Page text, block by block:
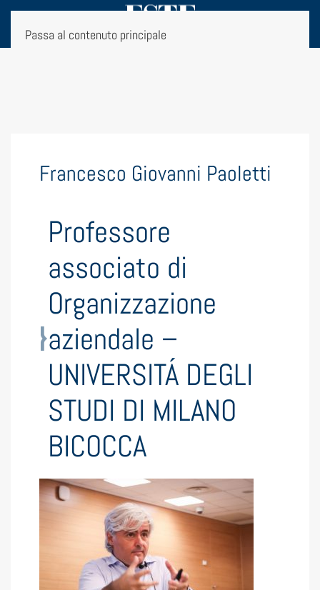
Passa al contenuto principale
Francesco Giovanni Paoletti
Professore
associato di
Organizzazione
aziendale –
UNIVERSITÁ DEGLI
STUDI DI MILANO
BICOCCA